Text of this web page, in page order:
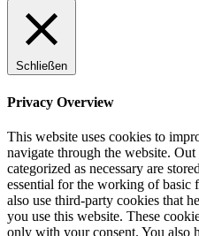
Schließen
Privacy Overview
This website uses cookies to
navigate through the website.
categorized as necessary are
essential for the working of basic
also use third-party cookies that
you use this website. These
only with your consent. You also